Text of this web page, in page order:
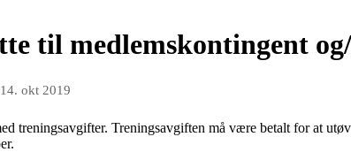
til medlemskontingent
14. okt 2019
treningsavgifter. Treningsavgiften må være betalt for at